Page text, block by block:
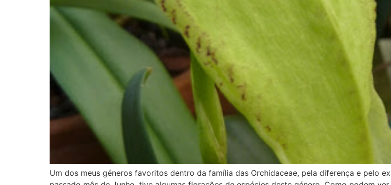
Um dos meus géneros favoritos dentro da família das Orchidaceae, pela diferença e pelo